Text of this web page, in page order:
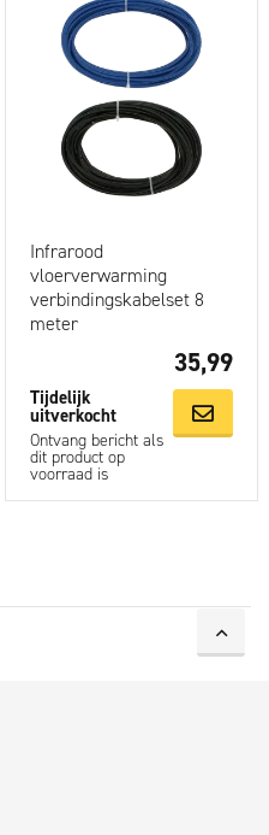
Infrarood
vloerverwarming
verbindingskabelset 8
meter
35,99
Tijdelijk
uitverkocht
Ontvang bericht als
dit product op
voorraad is